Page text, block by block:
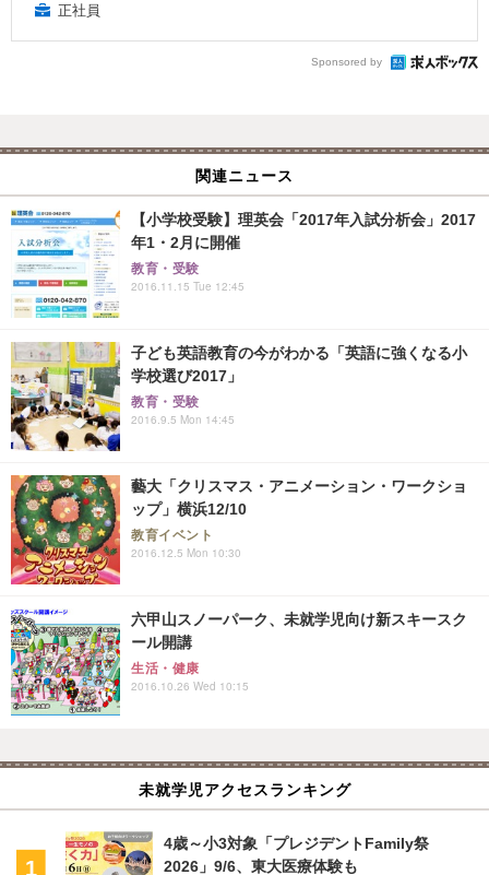
正社員
Sponsored by
関連ニュース
【小学校受験】理英会「2017年入試分析会」2017
年1・2月に開催
教育・受験
2016.11.15 Tue 12:45
子ども英語教育の今がわかる「英語に強くなる小
学校選び2017」
教育・受験
2016.9.5 Mon 14:45
藝大「クリスマス・アニメーション・ワークショ
ップ」横浜12/10
教育イベント
2016.12.5 Mon 10:30
六甲山スノーパーク、未就学児向け新スキースク
ール開講
生活・健康
2016.10.26 Wed 10:15
未就学児アクセスランキング
4歳～小3対象「プレジデントFamily祭
2026」9/6、東大医療体験も